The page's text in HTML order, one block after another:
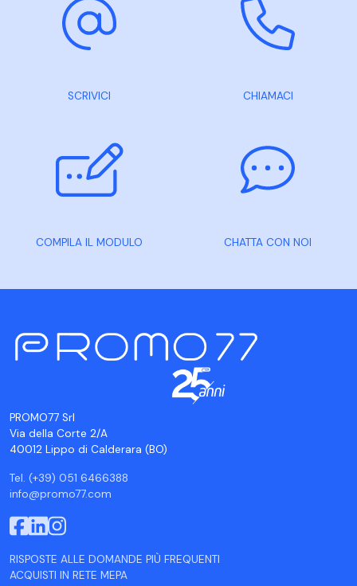
SCRIVICI CHIAMACI
COMPILA IL MODULO CHATTA CON NOI
PROMO77 Srl
Via della Corte 2/A
40012 Lippo di Calderara (BO)
Tel. (+39) 051 6466388
info@promo77.com
RISPOSTE ALLE DOMANDE PIÙ FREQUENTI
ACQUISTI IN RETE MEPA